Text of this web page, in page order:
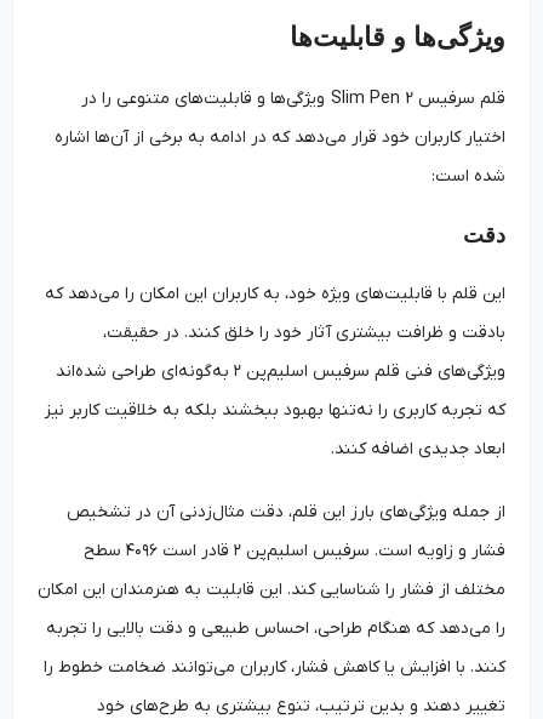
ویژگی‌ها و قابلیت‌ها
قلم سرفیس Slim Pen 2 ویژگی‌‌ها و قابلیت‌‌های متنوعی را در
اختیار کاربران خود قرار می‌‌دهد که در ادامه به برخی از آن‌‌ها اشاره
شده است:
دقت
این قلم با قابلیت‌های ویژه خود، به کاربران این امکان را می‌دهد که
بادقت و ظرافت بیشتری آثار خود را خلق کنند. در حقیقت،
ویژگی‌های فنی قلم سرفیس اسلیم‌پن ۲ به‌گونه‌ای طراحی شده‌اند
که تجربه کاربری را نه‌‌تنها بهبود ببخشند بلکه به خلاقیت کاربر نیز
ابعاد جدیدی اضافه کنند.
از جمله ویژگی‌های بارز این قلم، دقت مثال‌زدنی آن در تشخیص
فشار و زاویه است. سرفیس اسلیم‌پن ۲ قادر است ۴۰۹۶ سطح
مختلف از فشار را شناسایی کند. این قابلیت به هنرمندان این امکان
را می‌دهد که هنگام طراحی، احساس طبیعی و دقت بالایی را تجربه
کنند. با افزایش یا کاهش فشار، کاربران می‌توانند ضخامت خطوط را
تغییر دهند و بدین ترتیب، تنوع بیشتری به طرح‌های خود